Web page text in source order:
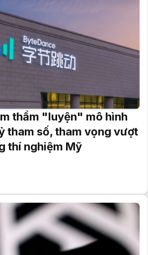
thầm "luyện" mô hình
tham số, tham vọng vượt
thí nghiệm Mỹ